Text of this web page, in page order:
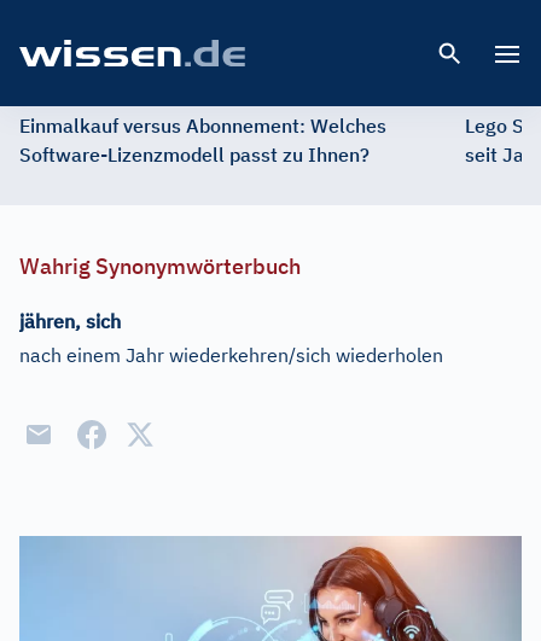
Einmalkauf versus Abonnement: Welches
Software-Lizenzmodell passt zu Ihnen?
Lego
seit
Wahrig Synonymwörterbuch
jähren, sich
nach einem Jahr wiederkehren/sich wiederholen